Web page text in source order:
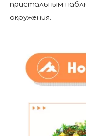
пристальным
окружения.